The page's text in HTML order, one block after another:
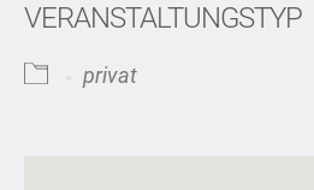
VERANSTALTUNGSTYP
privat